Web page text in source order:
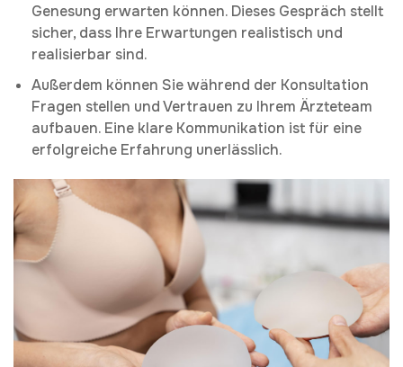
Genesung erwarten können. Dieses Gespräch stellt
sicher, dass Ihre Erwartungen realistisch und
realisierbar sind.
Außerdem können Sie während der Konsultation
Fragen stellen und Vertrauen zu Ihrem Ärzteteam
aufbauen. Eine klare Kommunikation ist für eine
erfolgreiche Erfahrung unerlässlich.